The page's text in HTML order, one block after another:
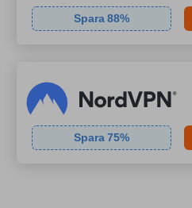
Spara88%
Spara75%